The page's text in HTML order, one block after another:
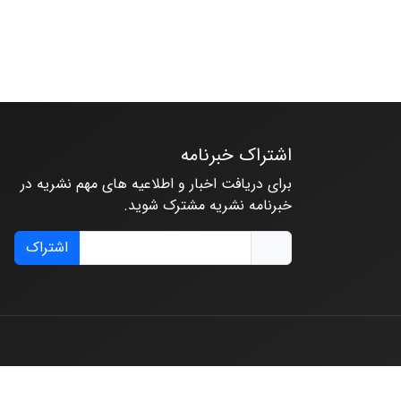
اشتراک خبرنامه
برای دریافت اخبار و اطلاعیه های مهم نشریه در
خبرنامه نشریه مشترک شوید.
اشتراک